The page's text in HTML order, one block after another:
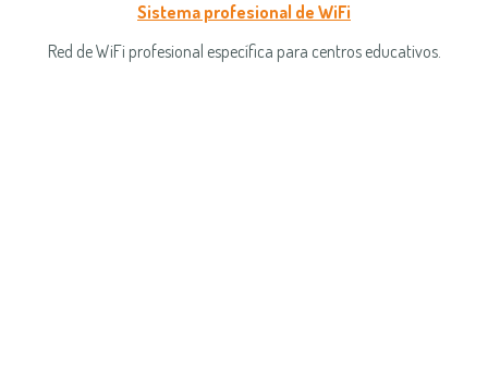
Sistema profesional de WiFi
Red de WiFi profesional específica para centros educativos.